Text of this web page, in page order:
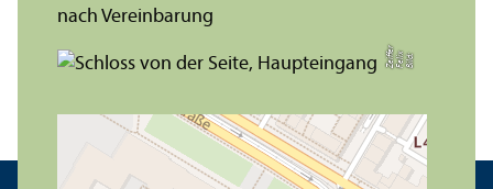
Bil
d:
F
eli
x
Z
eiff
e
r
nach Vereinbarung